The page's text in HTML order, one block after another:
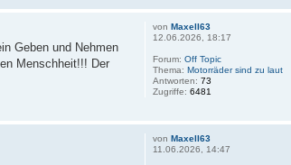
Geben und Nehmen
Menschheit!!! Der
von Maxell63
12.06.2026, 18:17
Forum: Off Topic
Thema: Motorräder sind zu laut
Antworten: 73
Zugriffe: 6481
von Maxell63
11.06.2026, 14:47